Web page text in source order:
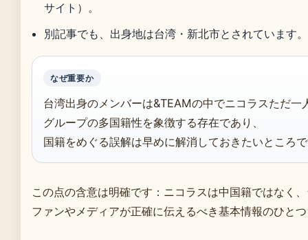
サイト）。
別記事でも、出身地は台湾・新北市とされています。
なぜ重要か
台湾出身のメンバーは&TEAMの中でニコラスただ一
グループの多国籍性を象徴する存在であり、
国籍をめぐる誤解は早めに解消しておきたいところ
この点の含意は明確です：ニコラスは中国籍ではなく
ファンやメディアが正確に伝えるべき基本情報のひと